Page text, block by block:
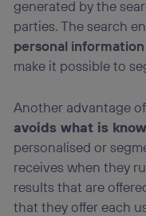
generated by the
parties. The search
personal information
make it possible to
Another advantage
avoids what is
personalised or
receives when they
results that are
that they offer each